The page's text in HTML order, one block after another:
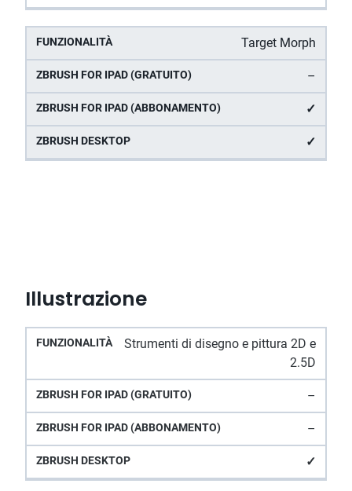
Target Morph
–
✓
✓
Illustrazione
ZBrush
(gratuito)
ZBrush for iPad
ZBrush
Desktop
Strumenti di disegno e pittura 2D e
2.5D
–
–
✓